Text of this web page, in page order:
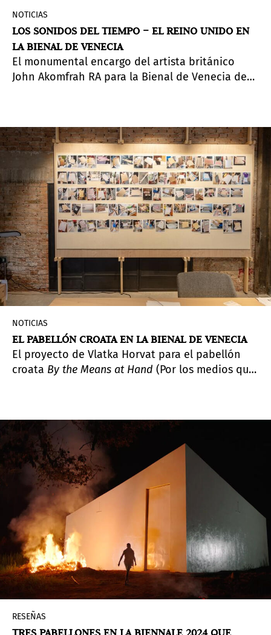
NOTICIAS
LOS SONIDOS DEL TIEMPO – EL REINO UNIDO EN
LA BIENAL DE VENECIA
El monumental encargo del artista británico
John Akomfrah RA para la Bienal de Venecia de
una forma nueva.
NOTICIAS
EL PABELLÓN CROATA EN LA BIENAL DE VENECIA
El proyecto de Vlatka Horvat para el pabellón
croata By the Means at Hand (Por los medios que
Stranieri Ovunque
(Extranjeros en todas partes), y
es una exposición acumulativa de obras de arte
de un amplio grupo de artistas internacionales
que viven como "extranjeros", que reflexionan
sobre cuestiones y urgencias de la experiencia
de la diáspora.
RESEÑAS